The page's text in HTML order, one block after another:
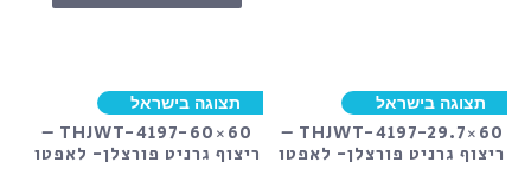
תצוגה בישראל
THJWT-4197-29.7×60 –
ריצוף גרניט פורצלן- לאפטו
תצוגה בישראל
THJWT-4197-60×60 –
ריצוף גרניט פורצלן- לאפטו